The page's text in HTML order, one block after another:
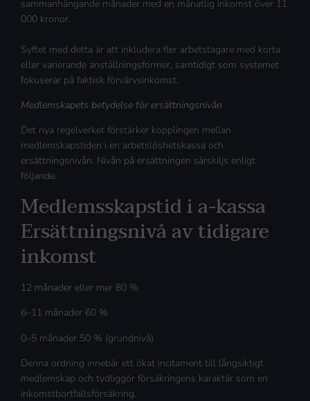
sammanhängande månader med en månatlig inkomst över 11
000 kronor.
Syftet med detta är att inkludera fler arbetstagare med korta
eller varierande anställningsformer, samtidigt som systemet
fokuserar på faktisk förvärvsinkomst.
Medlemskapets betydelse för ersättningsnivån
Det nya regelverket förstärker kopplingen mellan
medlemskapstiden i en arbetslöshetskassa och
ersättningsnivån. Nivån på ersättningen särskiljs enligt
följande.
Medlemsskapstid i a-kassa
Ersättningsnivå av tidigare
inkomst
12 månader eller mer 80 %
6–11 månader 60 %
0–5 månader 50 % (grundnivå)
Denna ordning innebär ett ökat incitament till långsiktigt
medlemskap och tydliggör försäkringens karaktär som en
inkomstbortfallsförsäkring.